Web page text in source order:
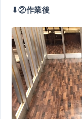
⬇︎②作業後